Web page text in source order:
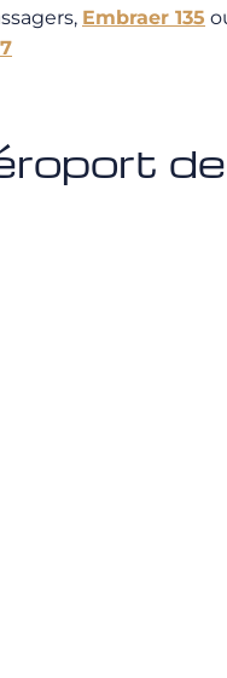
Embraer 135